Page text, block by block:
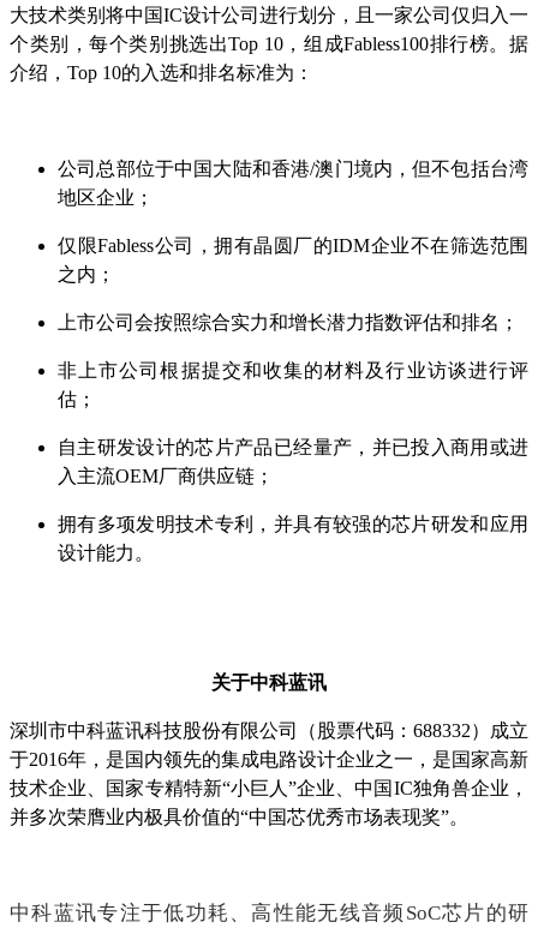
大技术类别将中国IC设计公司进行划分，且一家公司仅归入一
个类别，每个类别挑选出Top 10，组成Fabless100排行榜。据
介绍，Top 10的入选和排名标准为：
公司总部位于中国大陆和香港/澳门境内，但不包括台湾
地区企业；
仅限Fabless公司，拥有晶圆厂的IDM企业不在筛选范围
之内；
上市公司会按照综合实力和增长潜力指数评估和排名；
非上市公司根据提交和收集的材料及行业访谈进行评
估；
自主研发设计的芯片产品已经量产，并已投入商用或进
入主流OEM厂商供应链；
拥有多项发明技术专利，并具有较强的芯片研发和应用
设计能力。
关于中科蓝讯
深圳市中科蓝讯科技股份有限公司（股票代码：688332）成立
于2016年，是国内领先的集成电路设计企业之一，是国家高新
技术企业、国家专精特新“小巨人”企业、中国IC独角兽企业，
并多次荣膺业内极具价值的“中国芯优秀市场表现奖”。
中科蓝讯专注于低功耗、高性能无线音频SoC芯片的研